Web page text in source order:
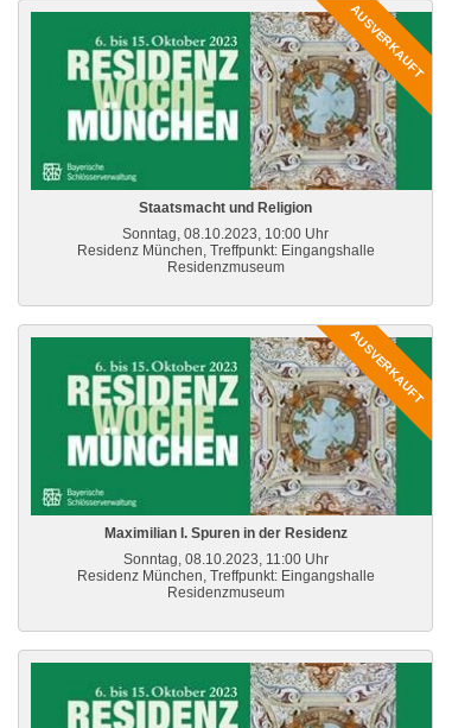
AUSVERKAUFT
Staatsmacht und Religion
Sonntag, 08.10.2023, 10:00 Uhr
Residenz München, Treffpunkt: Eingangshalle
Residenzmuseum
AUSVERKAUFT
Maximilian I. Spuren in der Residenz
Sonntag, 08.10.2023, 11:00 Uhr
Residenz München, Treffpunkt: Eingangshalle
Residenzmuseum